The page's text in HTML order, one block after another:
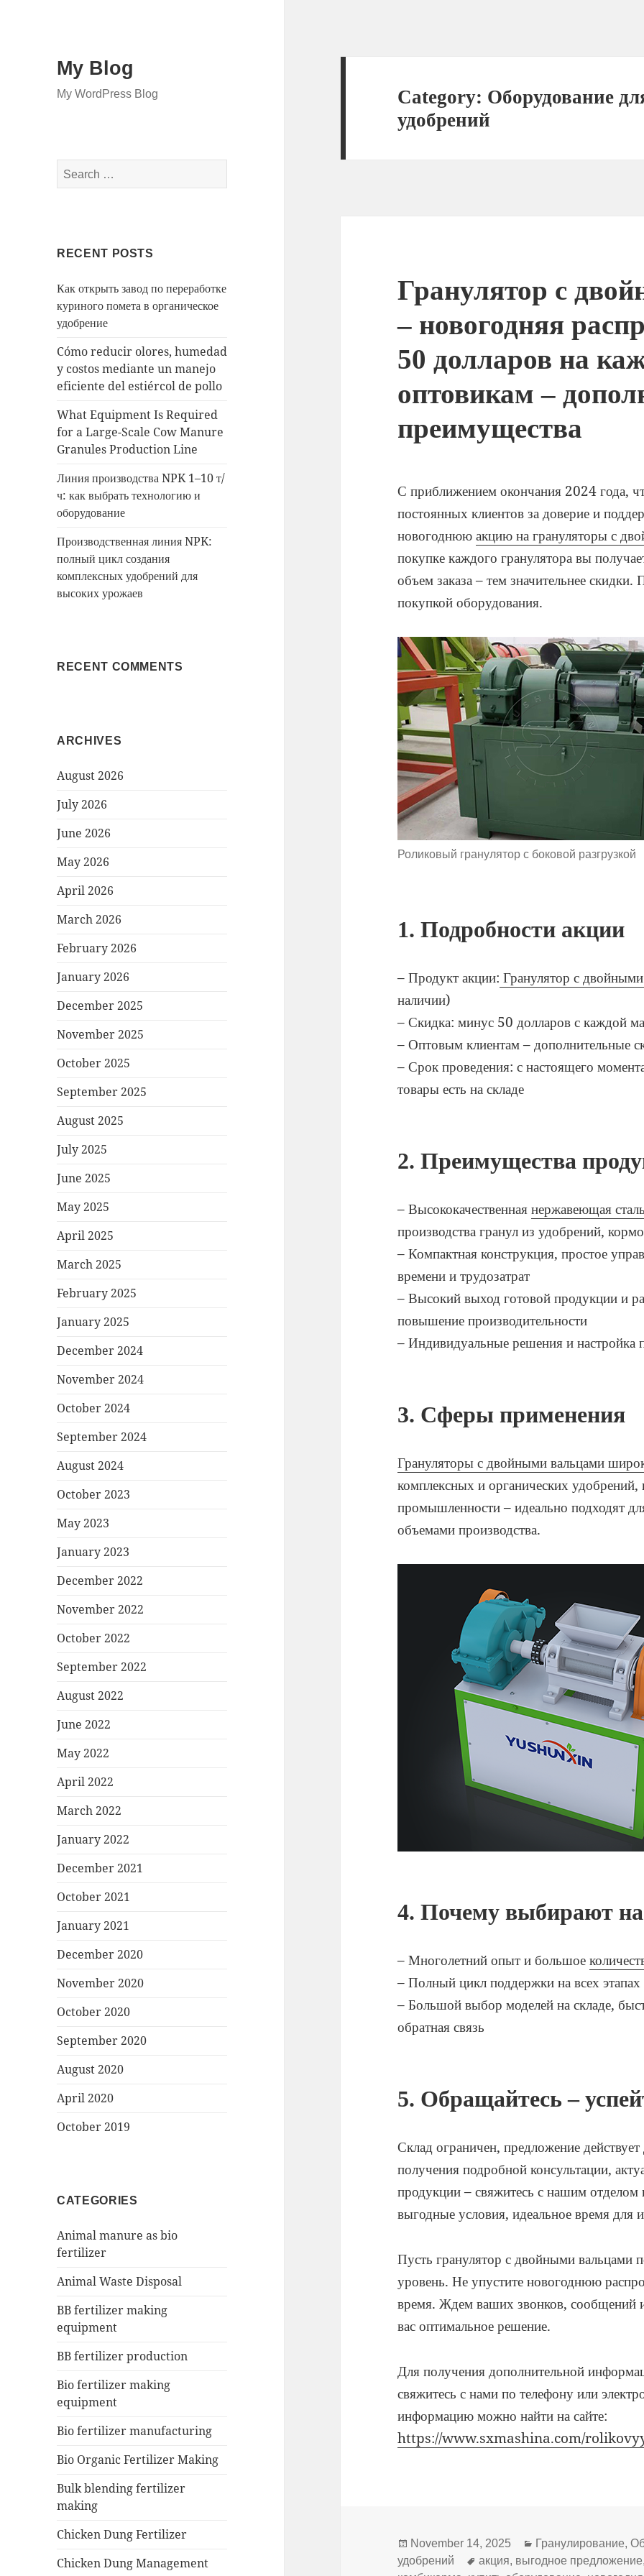
My Blog
My WordPress Blog
Search
for:
RECENT POSTS
Как открыть завод по переработке
куриного помета в органическое
удобрение
Cómo reducir olores, humedad
y costos mediante un manejo
eficiente del estiércol de pollo
What Equipment Is Required
for a Large-Scale Cow Manure
Granules Production Line
Линия производства NPK 1–10 т/
ч: как выбрать технологию и
оборудование
Производственная линия NPK:
полный цикл создания
комплексных удобрений для
высоких урожаев
RECENT COMMENTS
ARCHIVES
August 2026
July 2026
June 2026
May 2026
April 2026
March 2026
February 2026
January 2026
December 2025
November 2025
October 2025
September 2025
August 2025
July 2025
June 2025
May 2025
April 2025
March 2025
February 2025
January 2025
December 2024
November 2024
October 2024
September 2024
August 2024
October 2023
May 2023
January 2023
December 2022
November 2022
October 2022
September 2022
August 2022
June 2022
May 2022
April 2022
March 2022
January 2022
December 2021
October 2021
January 2021
December 2020
November 2020
October 2020
September 2020
August 2020
April 2020
October 2019
CATEGORIES
Animal manure as bio
fertilizer
Animal Waste Disposal
BB fertilizer making
equipment
BB fertilizer production
Bio fertilizer making
equipment
Bio fertilizer manufacturing
Bio Organic Fertilizer Making
Bulk blending fertilizer
making
Chicken Dung Fertilizer
Chicken Dung Management
Category: Оборудование
удобрений
Гранулятор с
– новогодняя
50 долларов на
оптовикам –
преимущества
С приближением окончания 2024 года,
постоянных клиентов за доверие и
новогоднююакцию на грануляторы с
покупке каждого гранулятора вы
объем заказа – тем значительнее
покупкой оборудования.
Роликовый гранулятор с боковой разгрузкой
1. Подробности акции
– Продукт акции: Гранулятор с
наличии)
– Скидка: минус 50 долларов с каждой
– Оптовым клиентам – дополнительные
– Срок проведения: с настоящего
товары есть на складе
2. Преимущества
– Высококачественнаянержавеющая
производства гранул из удобрений,
– Компактная конструкция, простое
времени и трудозатрат
– Высокий выход готовой продукции и
повышение производительности
– Индивидуальные решения и настройка
3. Сферы применения
Грануляторы с двойными вальцами
комплексных и органических
промышленности – идеально подходят
объемами производства.
4. Почему выбирают
– Многолетний опыт и большое
– Полный цикл поддержки на всех
– Большой выбор моделей на складе,
обратная связь
5. Обращайтесь –
Склад ограничен, предложение
получения подробной консультации,
продукции – свяжитесь с нашим отделом
выгодные условия, идеальное время для
Пусть гранулятор с двойными вальцами
уровень. Не упустите новогоднюю
время. Ждем ваших звонков,
вас оптимальное решение.
Для получения дополнительной
свяжитесь с нами по телефону или
информацию можно найти на сайте:
https://www.sxmashina.com/
Posted
on
November 14, 2025 Categories
Гранулирование,
удобрений
Tags
акция, выгодное предложение